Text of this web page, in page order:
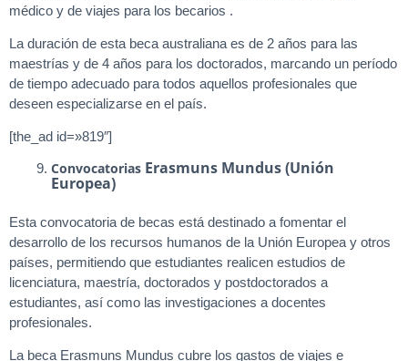
médico y de viajes para los becarios .
La duración de esta beca australiana es de 2 años para las
maestrías y de 4 años para los doctorados, marcando un período
de tiempo adecuado para todos aquellos profesionales que
deseen especializarse en el país.
[the_ad id=»819″]
Convocatorias Erasmuns Mundus (Unión
Europea)
Esta convocatoria de becas está destinado a fomentar el
desarrollo de los recursos humanos de la Unión Europea y otros
países, permitiendo que estudiantes realicen estudios de
licenciatura, maestría, doctorados y postdoctorados a
estudiantes, así como las investigaciones a docentes
profesionales.
La beca Erasmuns Mundus cubre los gastos de viajes e